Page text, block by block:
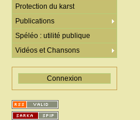
Protection du karst
Publications
Spéléo : utilité publique
Vidéos et Chansons
Connexion